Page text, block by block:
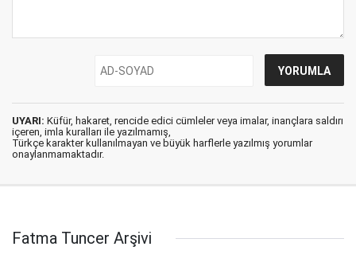
UYARI: Küfür, hakaret, rencide edici cümleler veya imalar, inançlara saldırı
içeren, imla kuralları ile yazılmamış,
Türkçe karakter kullanılmayan ve büyük harflerle yazılmış yorumlar
onaylanmamaktadır.
Fatma Tuncer Arşivi